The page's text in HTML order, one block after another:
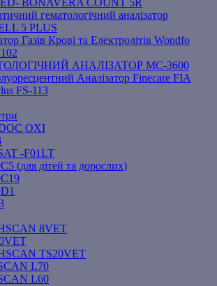
BONAVERA COUNT 5R
гематологічний аналізатор
5 PLUS
Газів Крові та Електролітів Wondfo
АНАЛІЗАТОР MC-3600
Аналізатор Finecare FIA
FS-113
OXI
-F01LT
(для дітей та дорослих)
8VET
TS20VET
L70
L60